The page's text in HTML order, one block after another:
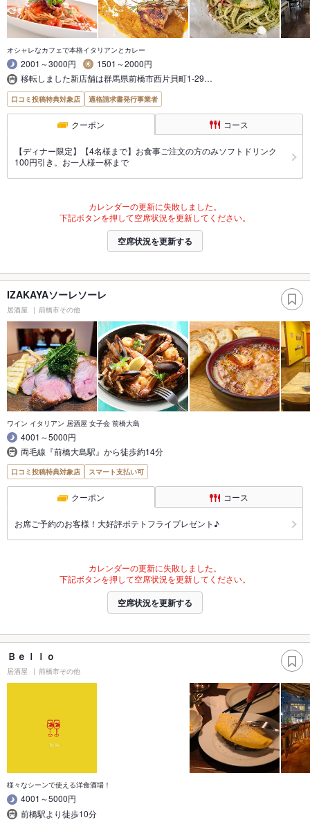
オシャレなカフェで本格イタリアンとカレー
2001～3000円
1501～2000円
移転しました新店舗は群馬県前橋市西片貝町1-29…
口コミ投稿特典対象店 適格請求書発行事業者
クーポン コース
【ディナー限定】【4名様まで】お食事ご注文の方のみソフトドリンク
100円引き。お一人様一杯まで
カレンダーの更新に失敗しました。
下記ボタンを押して空席状況を更新してください。
空席状況を更新する
IZAKAYAソーレソーレ
居酒屋 前橋市その他
ワイン イタリアン 居酒屋 女子会 前橋大島
4001～5000円
両毛線『前橋大島駅』から徒歩約14分
口コミ投稿特典対象店 スマート支払い可
クーポン コース
お席ご予約のお客様！大好評ポテトフライプレゼント♪
カレンダーの更新に失敗しました。
下記ボタンを押して空席状況を更新してください。
空席状況を更新する
Ｂｅｌｌｏ
居酒屋 前橋市その他
様々なシーンで使える洋食酒場！
4001～5000円
前橋駅より徒歩10分